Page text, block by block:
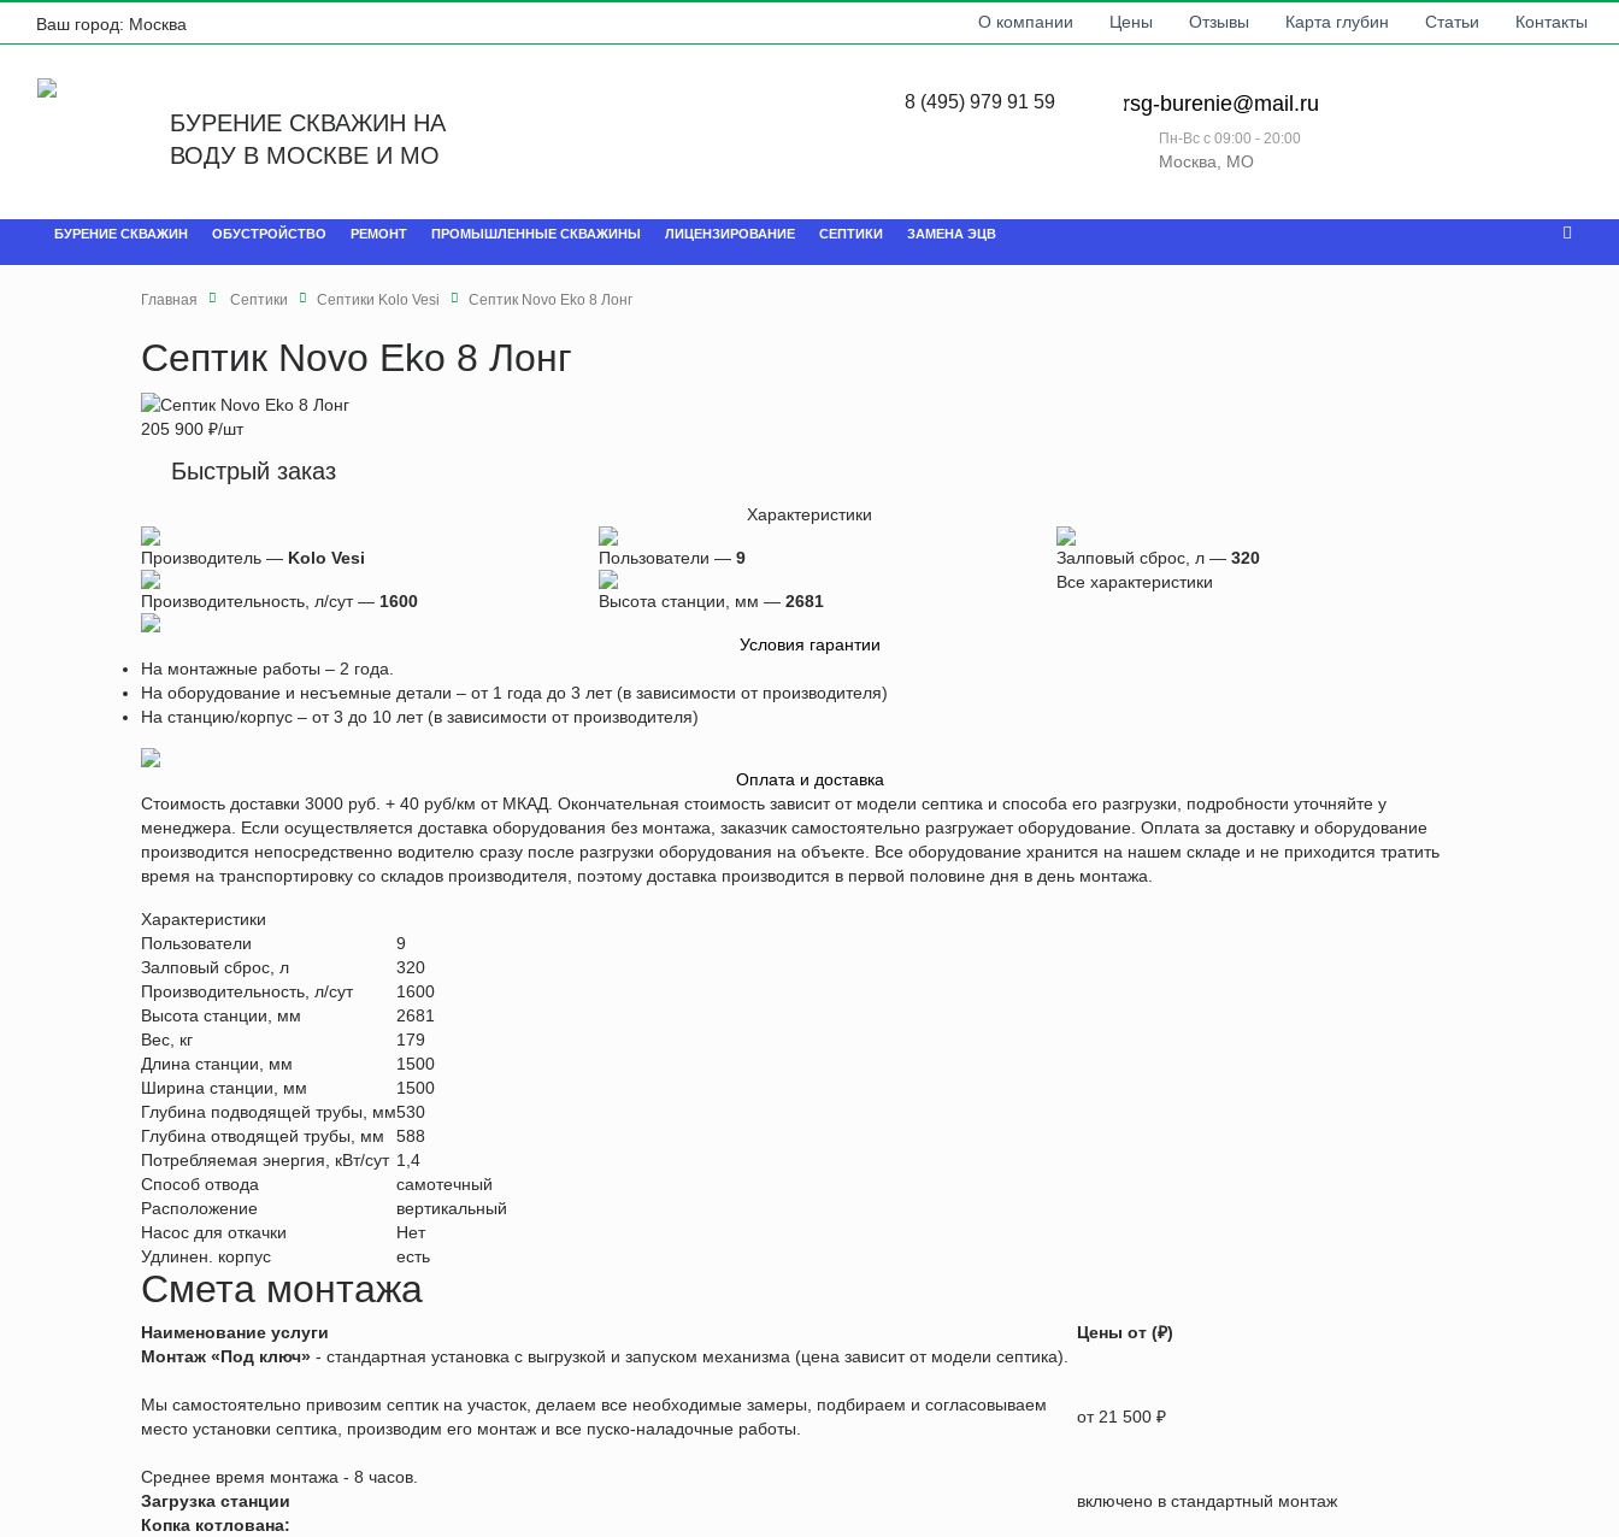
Ваш город: Москва О компании Цены Отзывы Карта глубин Статьи Контакты
БУРЕНИЕ СКВАЖИН НА
ВОДУ В МОСКВЕ И МО
8 (495) 979 91 59 rsg-burenie@mail.ru
Пн-Вс с 09:00 - 20:00
Москва, МО
БУРЕНИЕ СКВАЖИН ОБУСТРОЙСТВО РЕМОНТ ПРОМЫШЛЕННЫЕ СКВАЖИНЫ ЛИЦЕНЗИРОВАНИЕ СЕПТИКИ ЗАМЕНА ЭЦВ
Главная Септики Септики Kolo Vesi Септик Novo Eko 8 Лонг
Септик Novo Eko 8 Лонг
205 900 ₽/шт
Быстрый заказ
Характеристики
Производитель — Kolo Vesi Пользователи — 9 Залповый сброс, л — 320
Производительность, л/сут — 1600 Высота станции, мм — 2681
Все характеристики
Условия гарантии
На монтажные работы – 2 года.
На оборудование и несъемные детали – от 1 года до 3 лет (в зависимости от производителя)
На станцию/корпус – от 3 до 10 лет (в зависимости от производителя)
Оплата и доставка
Стоимость доставки 3000 руб. + 40 руб/км от МКАД. Окончательная стоимость зависит от модели септика и способа его разгрузки, подробности уточняйте у
менеджера. Если осуществляется доставка оборудования без монтажа, заказчик самостоятельно разгружает оборудование. Оплата за доставку и оборудование
производится непосредственно водителю сразу после разгрузки оборудования на объекте. Все оборудование хранится на нашем складе и не приходится тратить
время на транспортировку со складов производителя, поэтому доставка производится в первой половине дня в день монтажа.
Характеристики
Пользователи
9
Залповый сброс, л
320
Производительность, л/сут
1600
Высота станции, мм
2681
Вес, кг
179
Длина станции, мм
1500
Ширина станции, мм
1500
Глубина подводящей трубы, мм530
Глубина отводящей трубы, мм
588
Потребляемая энергия, кВт/сут 1,4
Способ отвода
самотечный
Расположение
вертикальный
Насос для откачки
Нет
Удлинен. корпус
есть
Смета монтажа
Наименование услуги
Цены от (₽)
Монтаж «Под ключ» - стандартная установка с выгрузкой и запуском механизма (цена зависит от модели септика).
Мы самостоятельно привозим септик на участок, делаем все необходимые замеры, подбираем и согласовываем
место установки септика, производим его монтаж и все пуско-наладочные работы.
Среднее время монтажа - 8 часов.
от 21 500 ₽
Загрузка станции
включено в стандартный монтаж
Копка котлована: